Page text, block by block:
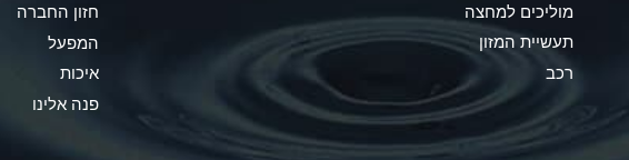
B
A
מוליכים למחצה
תעשיית המזון
רכב
חזון החברה
המפעל
איכות
פנה אלינו